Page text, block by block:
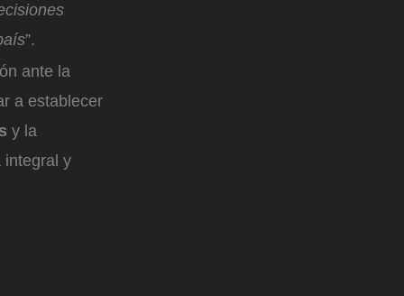
”.
ante la
a establecer
y la
integral y